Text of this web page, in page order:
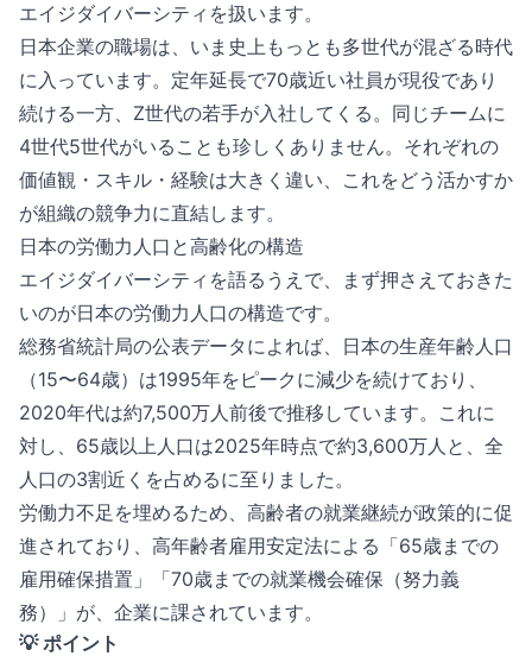
エイジダイバーシティを扱います。
日本企業の職場は、いま史上もっとも多世代が混ざる時代
に入っています。定年延長で70歳近い社員が現役であり
続ける一方、Z世代の若手が入社してくる。同じチームに
4世代5世代がいることも珍しくありません。それぞれの
価値観・スキル・経験は大きく違い、これをどう活かすか
が組織の競争力に直結します。
日本の労働力人口と高齢化の構造
エイジダイバーシティを語るうえで、まず押さえておきた
いのが日本の労働力人口の構造です。
総務省統計局の公表データによれば、日本の生産年齢人口
（15〜64歳）は1995年をピークに減少を続けており、
2020年代は約7,500万人前後で推移しています。これに
対し、65歳以上人口は2025年時点で約3,600万人と、全
人口の3割近くを占めるに至りました。
労働力不足を埋めるため、高齢者の就業継続が政策的に促
進されており、高年齢者雇用安定法による「65歳までの
雇用確保措置」「70歳までの就業機会確保（努力義
務）」が、企業に課されています。
💡 ポイント